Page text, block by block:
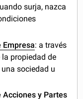
surja, nazca
Empresa: a través
propiedad de
sociedad u
Acciones y Partes